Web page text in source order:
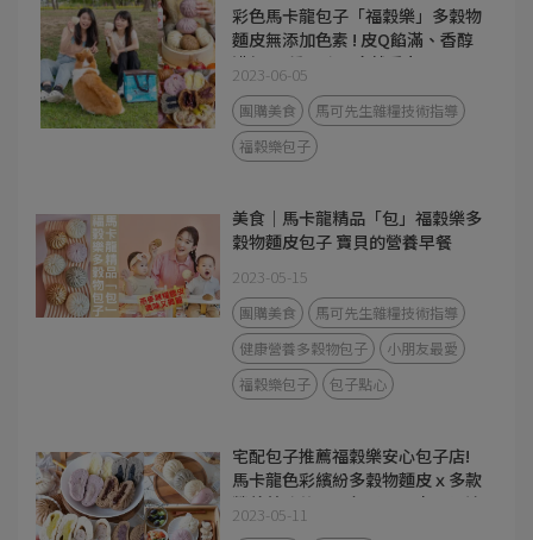
彩色馬卡龍包子「福穀樂」多穀物
麵皮無添加色素 ! 皮Q餡滿、香醇
濃郁 ! 7種口味一吃就愛上 !
2023-06-05
團購美食
馬可先生雜糧技術指導
福穀樂包子
美食｜馬卡龍精品「包」福穀樂多
穀物麵皮包子 寶貝的營養早餐
2023-05-15
團購美食
馬可先生雜糧技術指導
健康營養多穀物包子
小朋友最愛
福穀樂包子
包子點心
宅配包子推薦福穀樂安心包子店!
馬卡龍色彩繽紛多穀物麵皮ｘ多款
營養美味的可口包子，原來可以這
樣吃包子套餐？！
2023-05-11